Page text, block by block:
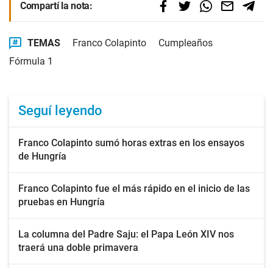
Compartí la nota:
TEMAS Franco Colapinto
Cumpleaños
Fórmula 1
Seguí leyendo
Franco Colapinto sumó horas extras en los ensayos
de Hungría
Franco Colapinto fue el más rápido en el inicio de las
pruebas en Hungría
La columna del Padre Saju: el Papa León XIV nos
traerá una doble primavera